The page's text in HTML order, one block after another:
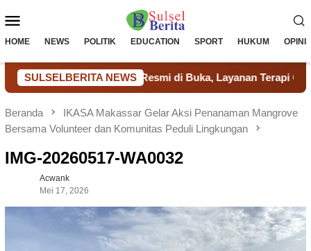
ke
Mobile
HOME NEWS POLITIK EDUCATION SPORT HUKUM OPINI
SULSELBERITA NEWS
Pertama di Takalar Resmi di Buka, Layanan Terapi Gratis
Beranda
IKASA Makassar Gelar Aksi Penanaman Mangrove
Bersama Volunteer dan Komunitas Peduli Lingkungan
IMG-20260517-WA0032
Acwank
Mei 17, 2026